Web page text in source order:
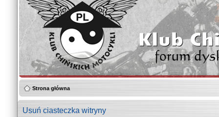
Strona główna
Usuń ciasteczka witryny